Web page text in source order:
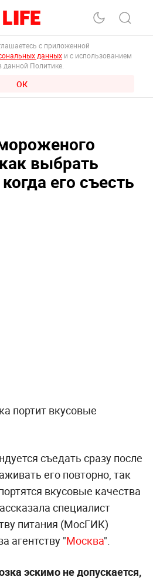
с приложенной
данных и с использованием
данной Политике.
ОК
выбрать
его съесть
портит вкусовые
съедать сразу после
его повторно, так
вкусовые качества
специалист
питания (МосГИК)
агентству "Москва".
эскимо не допускается,